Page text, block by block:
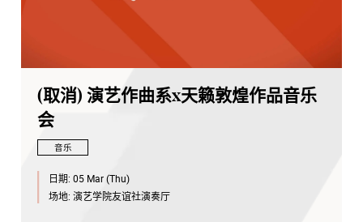
(取消) 演艺作曲系x天籁敦煌作品音乐
会
音乐
日期: 05 Mar (Thu)
场地: 演艺学院友谊社演奏厅